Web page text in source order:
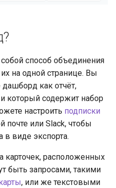
способ объединения
на одной странице. Вы
как отчёт,
который содержит набор
настроить подписки
почте или Slack, чтобы
в виде экспорта.
карточек, расположенных
быть запросами, такими
, или же текстовыми